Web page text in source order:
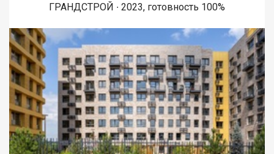
ГРАНДСТРОЙ ∙ 2023, готовность 100%